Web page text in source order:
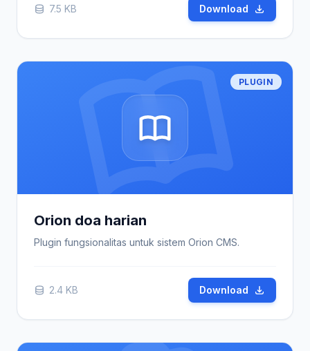
7.5 KB Download
PLUGIN
Orion doa harian
Plugin fungsionalitas untuk sistem Orion CMS.
2.4 KB Download